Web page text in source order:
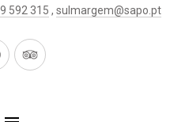
592 315 , sulmargem@sapo.pt
New